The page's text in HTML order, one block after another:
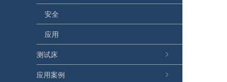
安全
应用
测试床
应用案例